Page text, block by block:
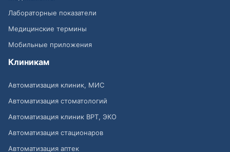
Лабораторные показатели
Медицинские термины
Мобильные приложения
Клиникам
Автоматизация клиник, МИС
Автоматизация стоматологий
Автоматизация клиник ВРТ, ЭКО
Автоматизация стационаров
Автоматизация аптек